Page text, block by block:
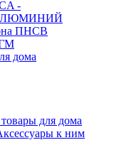
-
ПНСВ
дома
для дома
к ним